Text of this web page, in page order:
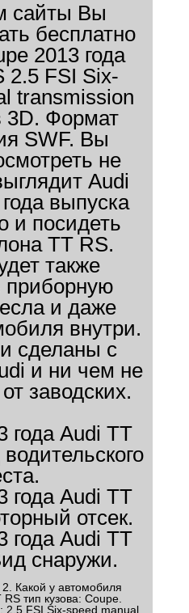
сайты Вы
бесплатно
2013 года
2.5 FSI Six-
transmission
3D. Формат
SWF. Вы
не
Audi
выпуска
и посидеть
TT RS.
также
приборную
и даже
внутри.
сделаны с
и ни чем не
заводских.
Какой у автомобиля
тип кузова: Coupe.
2.5 FSI Six-speed manual